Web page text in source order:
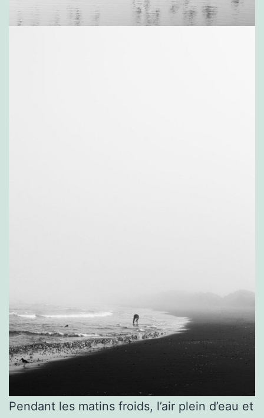
Pendant les matins froids, l’air plein d’eau et